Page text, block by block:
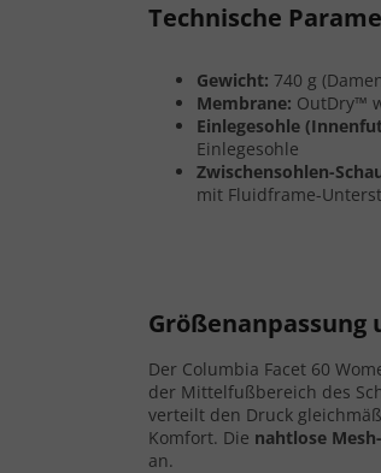
Technische
Gewicht: 740 g
Membrane: OutDry™
Einlegesohle
Einlegesohle
Zwischensohlen-
mit Fluidframe-
Größenanpassung
Der Columbia Facet 60
der Mittelfußbereich des
verteilt den Druck
Komfort. Die nahtlose
an.